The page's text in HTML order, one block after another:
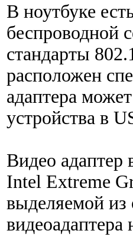
В ноутбуке
беспроводной
стандарты
расположен
адаптера
устройства в
Видео адаптер
Intel Extreme
выделяемой